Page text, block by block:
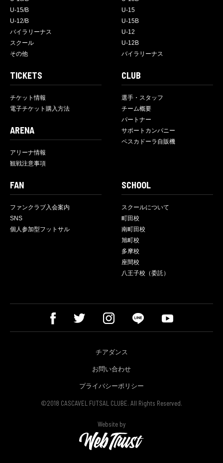
U-15/B
U-12/B
バイラリーナス
スクール
その他
U-15
U-15B
U-12
U-12B
バイラリーナス
TICKETS
チケット情報
電子チケット購入方法
ARENA
アリーナ情報
観戦注意事項
CLUB
選手・スタッフ
チーム概要
パートナー
サポートカンパニー
ペスカドーラ自販機
FAN
ファンクラブ入会案内
SNS
個人参加型フットサル
SCHOOL
スクールについて
町田校
南町田校
旭町校
多摩校
座間校
八王子校（委託）
チアダンス
お問い合わせ
プライバシーポリシー
©2018 CASCAVEL FUTSAL CLUBE. All Rights Reserved.
Website by